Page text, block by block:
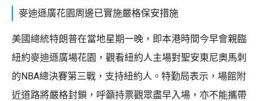
麥迪遜廣花園周邊已實施嚴格保安措施
美國總統特朗普在當地星期一晚，即本港時間今早會親臨
紐約麥迪遜廣場花園，觀看紐約人主場對聖安東尼奧馬刺
的NBA總決賽第三戰，支持紐約人。特勤局表示，場館附
近道路將嚴格封鎖，呼籲持票觀眾盡早入場，亦不能攜帶